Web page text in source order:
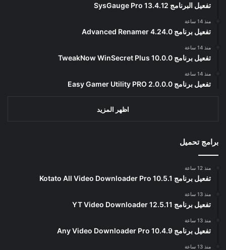
تفعيل البرنامج 13.4.12 SysGauge Pro
منذ 14 ساعة
تفعيل برنامج Advanced Renamer 4.24.0
منذ 14 ساعة
تفعيل برنامج TweakNow WinSecret Plus 10.0.0
منذ 14 ساعة
تفعيل برنامج Easy Gamer Utility PRO 2.0.0.0
اظهر المزيد
برامج تحميل
منذ 12 ساعة
تفعيل برنامج Kotato All Video Downloader Pro 10.5.1
منذ 13 ساعة
تفعيل برنامج YT Video Downloader 12.5.11
منذ 13 ساعة
تفعيل برنامج Any Video Downloader Pro 10.4.9
منذ 13 ساعة